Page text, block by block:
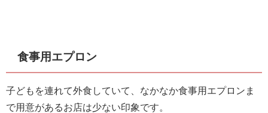
食事用エプロン
子どもを連れて外食していて、なかなか食事用エプロンま
で用意があるお店は少ない印象です。